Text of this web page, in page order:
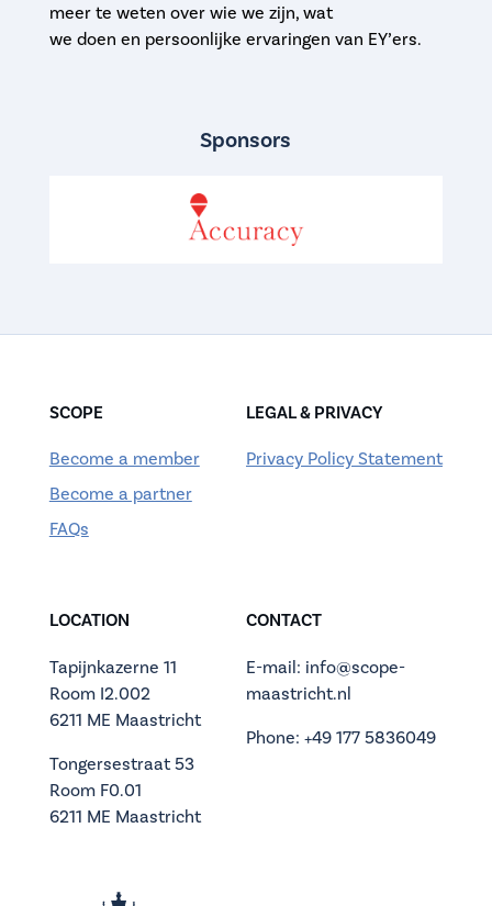
meer te weten over wie we zijn, wat
we doen en persoonlijke ervaringen van EY’ers.
Sponsors
SCOPE
Become a member
Become a partner
FAQs
LEGAL & PRIVACY
Privacy Policy Statement
LOCATION
Tapijnkazerne 11
Room I2.002
6211 ME Maastricht
Tongersestraat 53
Room F0.01
6211 ME Maastricht
CONTACT
E-mail: info@scope-
maastricht.nl
Phone: +49 177 5836049